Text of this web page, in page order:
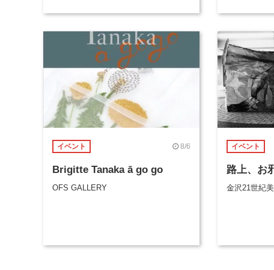
イベント 8/6
Brigitte Tanaka ā go go
OFS GALLERY
イベント
路上、お
金沢21世紀